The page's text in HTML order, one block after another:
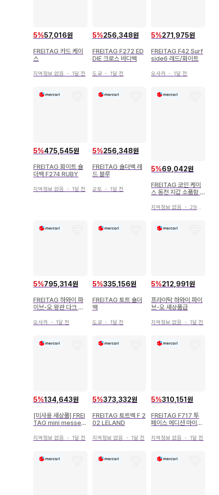
5%57,016원
FREITAG 카드 케이
스
지역정보 없음 ・ 1달 전
5%256,348원
FREITAG F272 ED
DIE 크로스 바디백
도쿄 ・ 1달 전
5%271,975원
FREITAG F42 Surf
side6 레드/화이트
오사카 ・ 1달 전
5%475,545원
FREITAG 화이트 숄
더백 F274 RUBY
지역정보 없음 ・ 1달 전
5%256,348원
FREITAG 숄더백 레
드 블루
교토 ・ 1달 전
5%69,042원
FREITAG 코인 케이
스 동전 지갑 소품함 F
지역정보 없음 ・ 29일 전
5%795,314원
FREITAG 하와이 파
이브-오 왕관 다크 그
오사카 ・ 1달 전
5%335,156원
FREITAG 토트 숄더
백
도쿄 ・ 1달 전
5%212,991원
프라이탁 하와이 파이
브-오 새상품급
지역정보 없음 ・ 1달 전
5%134,643원
[미사용 새상품] FREI
TAG mini messen
지역정보 없음 ・ 1달 전
5%373,332원
FREITAG 토트백 F 2
02 LELAND
지역정보 없음 ・ 1달 전
5%310,151원
FREITAG F717 투
페이스 에디션 마이애
지역정보 없음 ・ 1달 전